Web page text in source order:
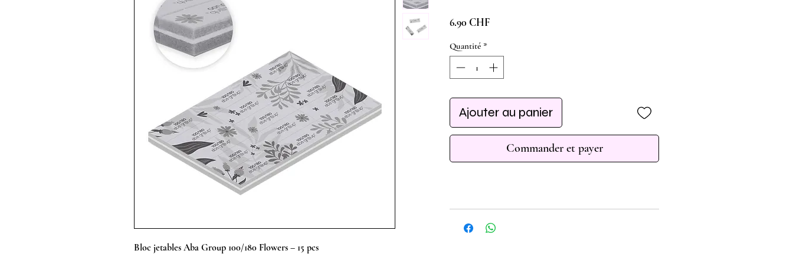
Bloc jetables Aba Group 100/180 Flowers – 15 pcs
6.90 CHFPrix
Quantité *
Ajouter au panier
Commander et payer